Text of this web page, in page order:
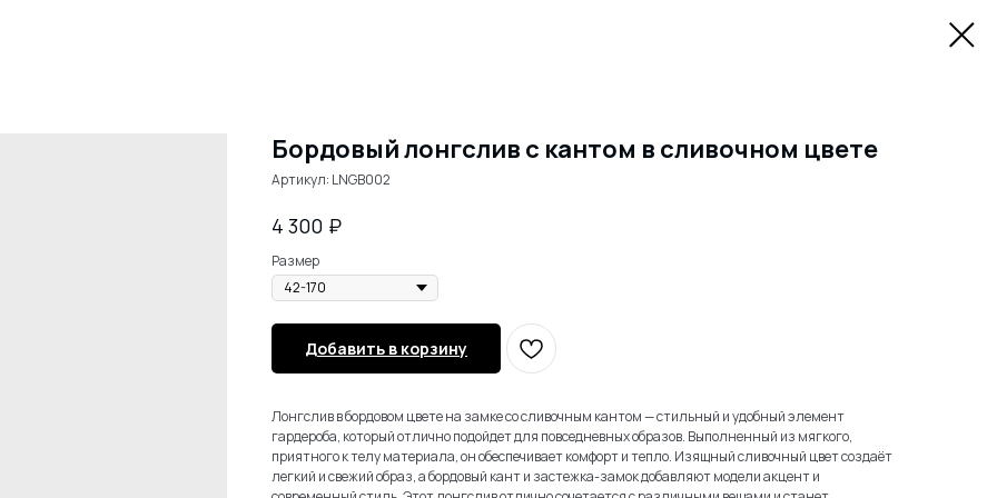
Бордовый лонгслив с кантом в сливочном цвете
Артикул: LNGB002
4 300 ₽
Размер
Добавить в корзину
Лонгслив в бордовом цвете на замке со сливочным кантом — стильный и удобный элемент
гардероба, который отлично подойдет для повседневных образов. Выполненный из мягкого,
приятного к телу материала, он обеспечивает комфорт и тепло. Изящный сливочный цвет создаёт
легкий и свежий образ, а бордовый кант и застежка-замок добавляют модели акцент и